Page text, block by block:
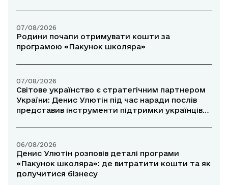
07/08/2026
Родини почали отримувати кошти за
програмою «Пакунок школяра»
07/08/2026
Світове українство є стратегічним партнером
України: Денис Улютін під час наради послів
представив інструменти підтримки українців
06/08/2026
Денис Улютін розповів деталі програми
«Пакунок школяра»: де витратити кошти та як
долучитися бізнесу